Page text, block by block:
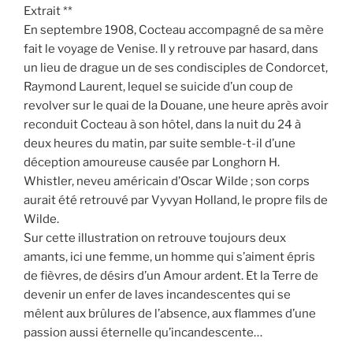
Extrait **
En septembre 1908, Cocteau accompagné de sa mère
fait le voyage de Venise. Il y retrouve par hasard, dans
un lieu de drague un de ses condisciples de Condorcet,
Raymond Laurent, lequel se suicide d’un coup de
revolver sur le quai de la Douane, une heure après avoir
reconduit Cocteau à son hôtel, dans la nuit du 24 à
deux heures du matin, par suite semble-t-il d’une
déception amoureuse causée par Longhorn H.
Whistler, neveu américain d’Oscar Wilde ; son corps
aurait été retrouvé par Vyvyan Holland, le propre fils de
Wilde.
Sur cette illustration on retrouve toujours deux
amants, ici une femme, un homme qui s’aiment épris
de fièvres, de désirs d’un Amour ardent. Et la Terre de
devenir un enfer de laves incandescentes qui se
mêlent aux brûlures de l’absence, aux flammes d’une
passion aussi éternelle qu’incandescente…